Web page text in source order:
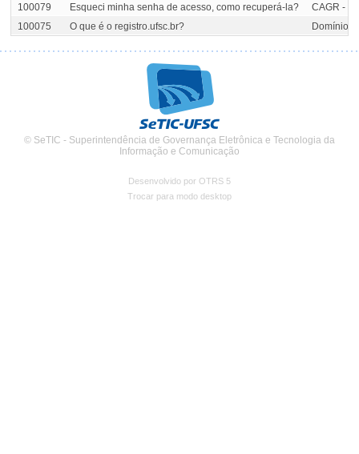
100079
Esqueci minha senha de acesso, como recuperá-la?
CAGR -
100075
O que é o registro.ufsc.br? Domínios
© SeTIC - Superintendência de Governança Eletrônica e Tecnologia da
Informação e Comunicação
Desenvolvido por OTRS 5
Trocar para modo desktop